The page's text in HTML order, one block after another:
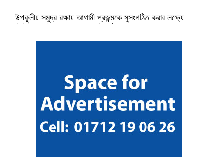
উপকূলীয় সমুদ্র রক্ষায় আগামী প্রজন্মকে সুসংগঠিত করার লক্ষ্যে